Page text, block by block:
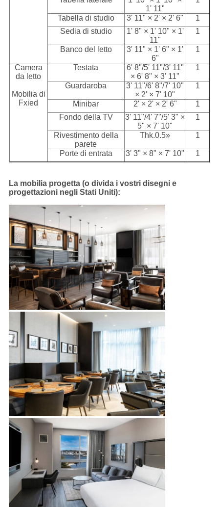
1' 11"
Tabella di studio 3' 11" × 2' × 2' 6"
1
Sedia di studio
1' 8" × 1' 10" × 1'
11"
1
Banco del letto
3' 11" × 1' 6" × 1'
6"
1
Camera
da letto
Mobilia di
Fxied
Testata
6' 8"/5' 11"/3' 11"
× 6' 8" × 3' 11"
1
Guardaroba
3' 11"/6' 8"/7' 10"
× 2' × 7' 10"
1
Minibar 2' × 2' × 2' 6"
1
Fondo della TV
3' 11"/4' 7"/5' 3" ×
5" × 7' 10"
1
Rivestimento della
parete
Thk.0.5» 1
Porte di entrata 3' 3" × 8" × 7' 10" 1
La mobilia progetta (o divida i vostri disegni e
progettazioni negli Stati Uniti):